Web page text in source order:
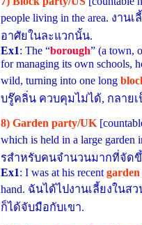
people living in the area. ง
อาศัยในละแวกนั้น.
Ex1: The “borough” (a town,
for managing its own schools,
wild, turning into one long
บรู๊คลิ่น ควบคุมไม่ได้, กลาย
8) Garden party/UK
which is held in a large
รสําหรับคนจํานวนมากที่จัด
Ex1: I was at his recent
hand. ฉันได้ไปงานเลี้ยงใน
ก็ได้จับมือกับเขา.